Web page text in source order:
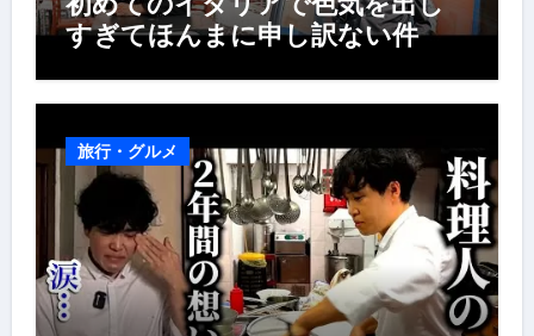
すぎてほんまに申し訳ない件
旅行・グルメ